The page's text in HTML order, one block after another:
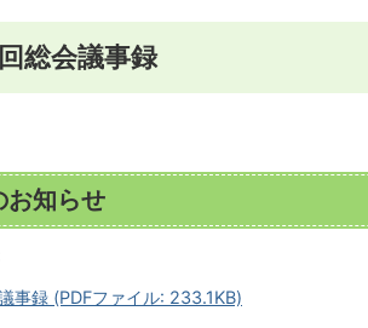
総会議事録
お知らせ
事録 (PDFファイル: 233.1KB)